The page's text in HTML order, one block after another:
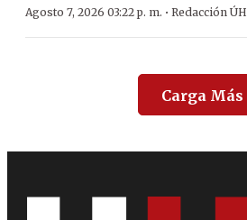
Agosto 7, 2026 03:22 p. m. · Redacción ÚH
Carga Más